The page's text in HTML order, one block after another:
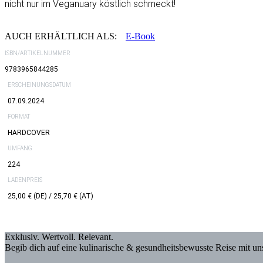
nicht nur im Veganuary köstlich schmeckt!
AUCH ERHÄLTLICH ALS: E-Book
ISBN/ARTIKELNUMMER
9783965844285
ERSCHEINUNGSDATUM
07.09.2024
FORMAT
HARDCOVER
UMFANG
224
LADENPREIS
25,00 € (DE) / 25,70 € (AT)
Exklusiv. Wertvoll. Relevant.
Begib dich auf eine kulinarische & gesundheitsbewusste Reise mit